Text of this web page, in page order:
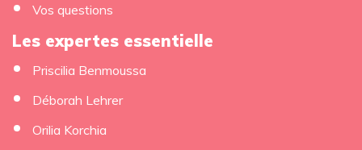
Vos questions
Les expertes essentielle
Priscilia Benmoussa
Déborah Lehrer
Orilia Korchia